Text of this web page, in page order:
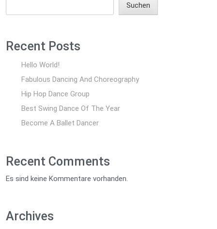
Suchen
Recent Posts
Hello World!
Fabulous Dancing And Choreography
Hip Hop Dance Group
Best Swing Dance Of The Year
Become A Ballet Dancer
Recent Comments
Es sind keine Kommentare vorhanden.
Archives